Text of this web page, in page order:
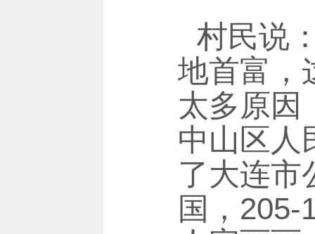
村民说
地首富，
太多原因
中山区人
了大连市
国，205-